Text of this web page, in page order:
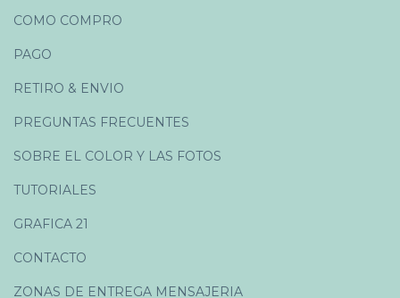
COMO COMPRO
PAGO
RETIRO & ENVIO
PREGUNTAS FRECUENTES
SOBRE EL COLOR Y LAS FOTOS
TUTORIALES
GRAFICA 21
CONTACTO
ZONAS DE ENTREGA MENSAJERIA